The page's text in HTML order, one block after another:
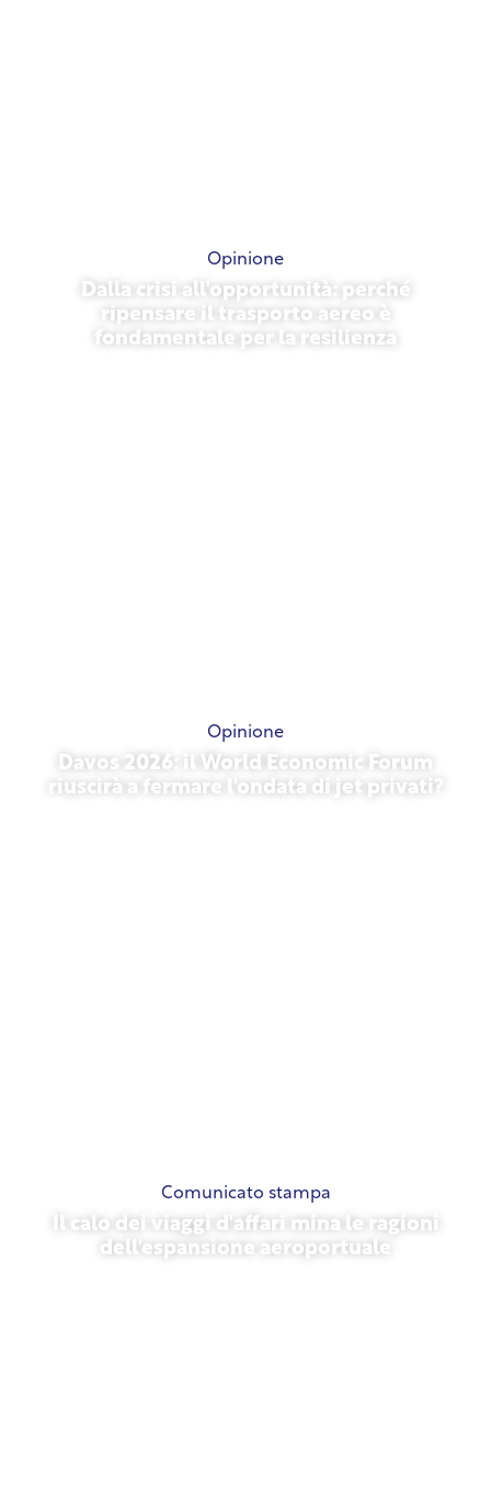
Opinione
Dalla crisi all'opportunità: perché
ripensare il trasporto aereo è
fondamentale per la resilienza
Opinione
Davos 2026: il World Economic Forum
riuscirà a fermare l'ondata di jet privati?
Comunicato stampa
Il calo dei viaggi d'affari mina le ragioni
dell'espansione aeroportuale